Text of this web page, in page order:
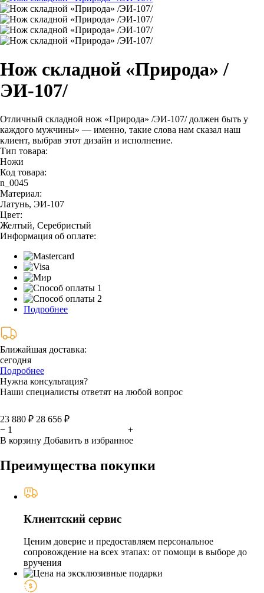
Нож складной «Природа» /
ЭИ-107/
Отличный складной нож «Природа» /ЭИ-107/ должен быть у
каждого мужчины» — именно, такие слова нам сказал наш
клиент, выбрав этот дизайн и исполнение.
Тип товара:
Ножи
Код товара:
n_0045
Материал:
Латунь, ЭИ-107
Цвет:
Желтый, Серебристый
Информация об оплате:
Подробнее
Ближайшая доставка:
сегодня
Подробнее
Нужна консультация?
Наши специалисты ответят на любой вопрос
23 880 ₽ 28 656 ₽
−
+
В корзину Добавить в избранное
Преимущества покупки
Клиентский сервис
Ценим доверие и предоставляем персональное
сопровождение на всех этапах: от помощи в выборе до
вручения